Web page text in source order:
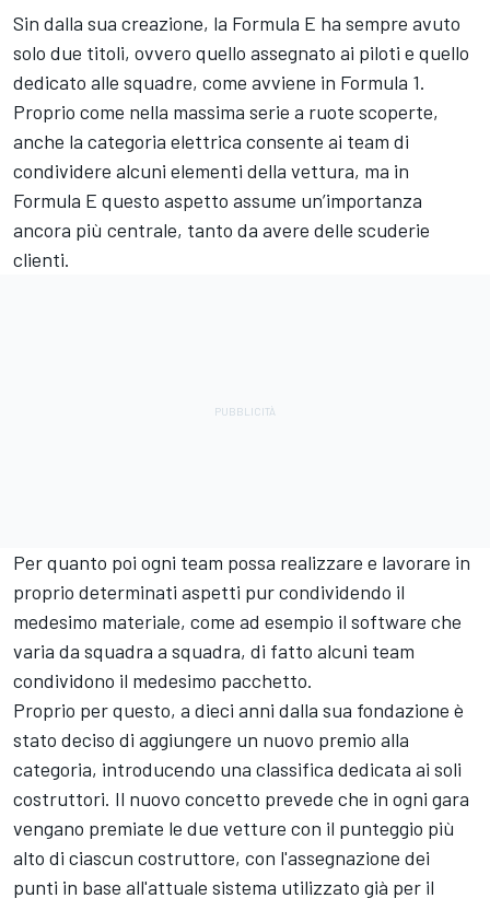
Sin dalla sua creazione, la Formula E ha sempre avuto
solo due titoli, ovvero quello assegnato ai piloti e quello
dedicato alle squadre, come avviene in Formula 1.
Proprio come nella massima serie a ruote scoperte,
anche la categoria elettrica consente ai team di
condividere alcuni elementi della vettura, ma in
Formula E questo aspetto assume un’importanza
ancora più centrale, tanto da avere delle scuderie
clienti.
Per quanto poi ogni team possa realizzare e lavorare in
proprio determinati aspetti pur condividendo il
medesimo materiale, come ad esempio il software che
varia da squadra a squadra, di fatto alcuni team
condividono il medesimo pacchetto.
Proprio per questo, a dieci anni dalla sua fondazione è
stato deciso di aggiungere un nuovo premio alla
categoria, introducendo una classifica dedicata ai soli
costruttori. Il nuovo concetto prevede che in ogni gara
vengano premiate le due vetture con il punteggio più
alto di ciascun costruttore, con l'assegnazione dei
punti in base all'attuale sistema utilizzato già per il